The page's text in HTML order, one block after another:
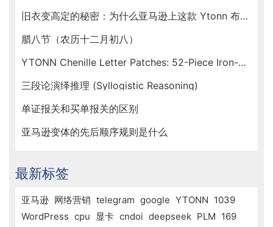
旧衣变高定的秘密：为什么亚马逊上这款 Ytonn 布贴让手工达人们人手一套？
腊八节（农历十二月初八）
YTONN Chenille Letter Patches: 52-Piece Iron-On Varsity Alphabet Set for DIY Clothing Customization
三段论演绎推理 (Syllogistic Reasoning)
单证报关和买单报关的区别
亚马逊变体的先后顺序规则是什么
最新标签
亚马逊 网络营销 telegram google YTONN 1039
WordPress cpu 显卡 cndoi deepseek PLM 169